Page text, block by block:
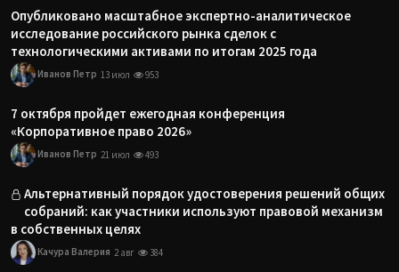
Опубликовано масштабное экспертно-аналитическое
исследование российского рынка сделок с
технологическими активами по итогам 2025 года
Иванов Петр 13 июл 953
7 октября пройдет ежегодная конференция
«Корпоративное право 2026»
Иванов Петр 21 июл 493
Альтернативный порядок удостоверения решений общих
собраний: как участники используют правовой механизм
в собственных целях
Качура Валерия 2 авг 384